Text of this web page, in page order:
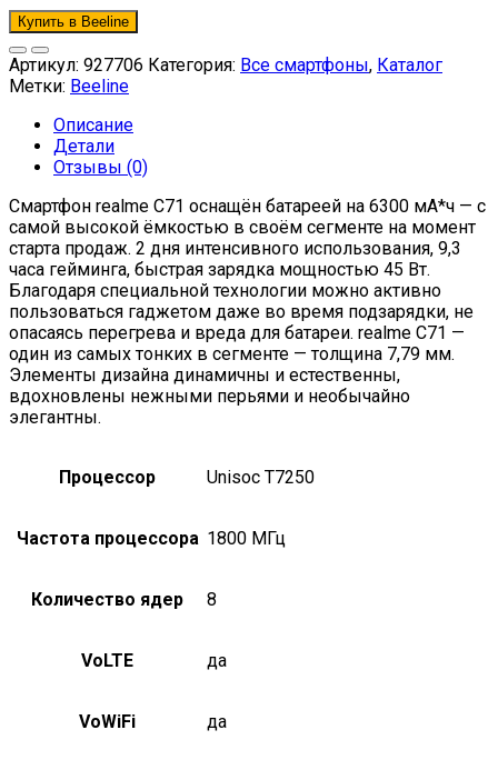
Купить в Beeline
Артикул: 927706 Категория: Все смартфоны, Каталог
Метки: Beeline
Описание
Детали
Отзывы (0)
Смартфон realme C71 оснащён батареей на 6300 мА*ч — с
самой высокой ёмкостью в своём сегменте на момент
старта продаж. 2 дня интенсивного использования, 9,3
часа гейминга, быстрая зарядка мощностью 45 Вт.
Благодаря специальной технологии можно активно
пользоваться гаджетом даже во время подзарядки, не
опасаясь перегрева и вреда для батареи. realme C71 —
один из самых тонких в сегменте — толщина 7,79 мм.
Элементы дизайна динамичны и естественны,
вдохновлены нежными перьями и необычайно
элегантны.
Процессор Unisoc T7250
Частота процессора 1800 МГц
Количество ядер 8
VoLTE да
VoWiFi да